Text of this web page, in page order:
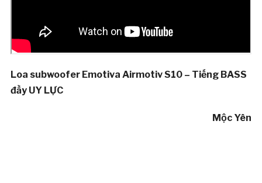
Loa subwoofer Emotiva Airmotiv S10 – Tiếng BASS
đầy UY LỰC
Mộc Yên